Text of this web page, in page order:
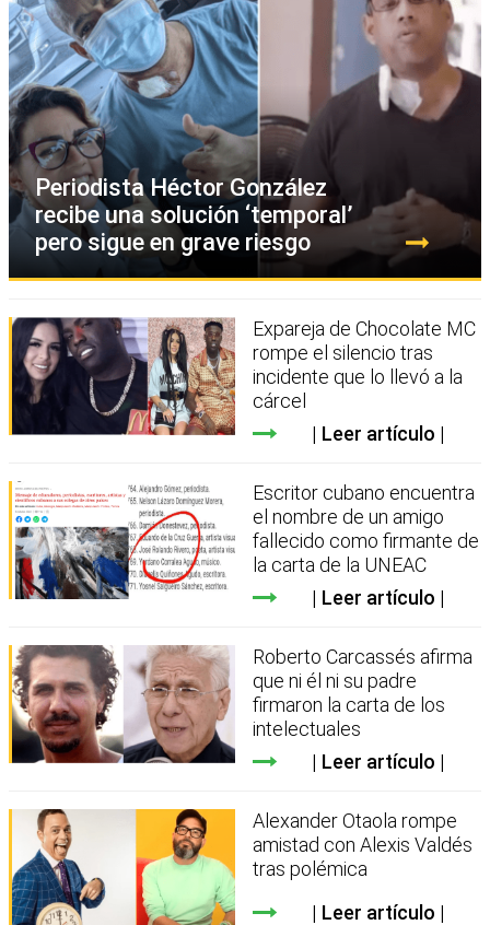
Periodista Héctor González
recibe una solución ‘temporal’
pero sigue en grave riesgo
Expareja de Chocolate MC
rompe el silencio tras
incidente que lo llevó a la
cárcel
Leer artículo
Escritor cubano encuentra
el nombre de un amigo
fallecido como firmante de
la carta de la UNEAC
Leer artículo
Roberto Carcassés afirma
que ni él ni su padre
firmaron la carta de los
intelectuales
Leer artículo
Alexander Otaola rompe
amistad con Alexis Valdés
tras polémica
Leer artículo